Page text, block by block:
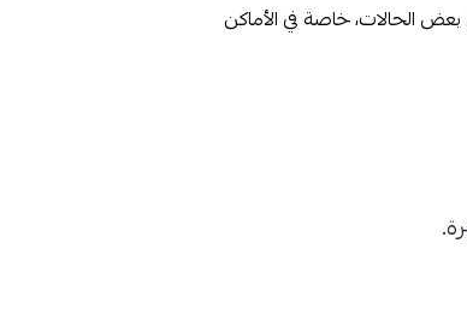
بعض الحالات، خاصة في الأماكن